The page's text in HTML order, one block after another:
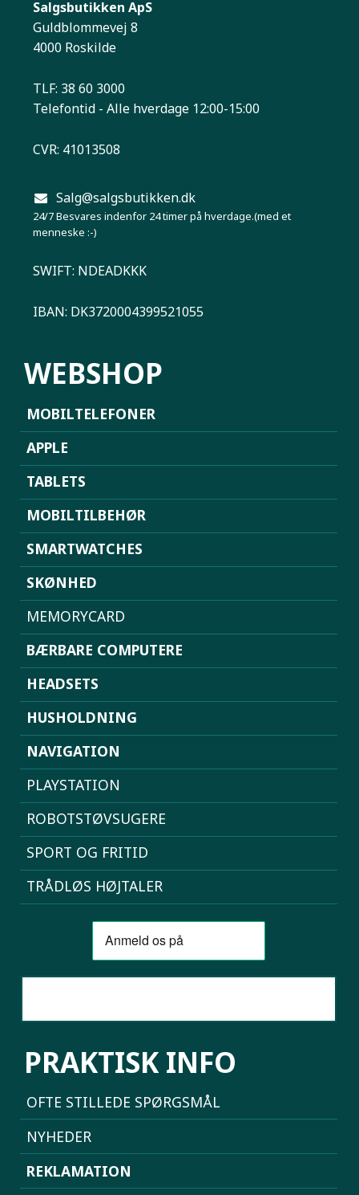
Salgsbutikken ApS
Guldblommevej 8
4000 Roskilde
TLF: 38 60 3000
Telefontid - Alle hverdage 12:00-15:00
CVR: 41013508
Salg@salgsbutikken.dk
24/7 Besvares indenfor 24 timer på hverdage.(med et
menneske :-)
SWIFT: NDEADKKK
IBAN: DK3720004399521055
WEBSHOP
MOBILTELEFONER
APPLE
TABLETS
MOBILTILBEHØR
SMARTWATCHES
SKØNHED
MEMORYCARD
BÆRBARE COMPUTERE
HEADSETS
HUSHOLDNING
NAVIGATION
PLAYSTATION
ROBOTSTØVSUGERE
SPORT OG FRITID
TRÅDLØS HØJTALER
PRAKTISK INFO
OFTE STILLEDE SPØRGSMÅL
NYHEDER
REKLAMATION